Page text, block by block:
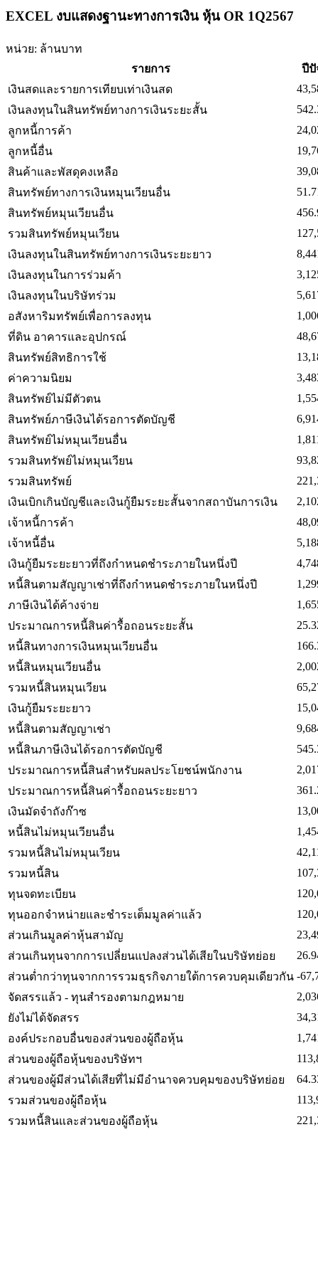
EXCEL งบแสดงฐานะทางการเงิน หุ้น OR 1Q2567
หน่วย: ล้านบาท
รายการ
ปีปั
เงินสดและรายการเทียบเท่าเงินสด
เงินลงทุนในสินทรัพย์ทางการเงินระยะสั้น
ลูกหนี้การค้า
ลูกหนี้อื่น
สินค้าและพัสดุคงเหลือ
สินทรัพย์ทางการเงินหมุนเวียนอื่น
สินทรัพย์หมุนเวียนอื่น
รวมสินทรัพย์หมุนเวียน
เงินลงทุนในสินทรัพย์ทางการเงินระยะยาว
เงินลงทุนในการร่วมค้า
เงินลงทุนในบริษัทร่วม
อสังหาริมทรัพย์เพื่อการลงทุน
ที่ดิน อาคารและอุปกรณ์
สินทรัพย์สิทธิการใช้
ค่าความนิยม
สินทรัพย์ไม่มีตัวตน
สินทรัพย์ภาษีเงินได้รอการตัดบัญชี
สินทรัพย์ไม่หมุนเวียนอื่น
รวมสินทรัพย์ไม่หมุนเวียน
รวมสินทรัพย์
เงินเบิกเกินบัญชีและเงินกู้ยืมระยะสั้นจากสถาบันการเงิน
เจ้าหนี้การค้า
เจ้าหนี้อื่น
เงินกู้ยืมระยะยาวที่ถึงกำหนดชำระภายในหนึ่งปี
หนี้สินตามสัญญาเช่าที่ถึงกำหนดชำระภายในหนึ่งปี
ภาษีเงินได้ค้างจ่าย
ประมาณการหนี้สินค่ารื้อถอนระยะสั้น
หนี้สินทางการเงินหมุนเวียนอื่น
หนี้สินหมุนเวียนอื่น
รวมหนี้สินหมุนเวียน
เงินกู้ยืมระยะยาว
หนี้สินตามสัญญาเช่า
หนี้สินภาษีเงินได้รอการตัดบัญชี
ประมาณการหนี้สินสำหรับผลประโยชน์พนักงาน
ประมาณการหนี้สินค่ารื้อถอนระยะยาว
เงินมัดจำถังก๊าซ
หนี้สินไม่หมุนเวียนอื่น
รวมหนี้สินไม่หมุนเวียน
รวมหนี้สิน
ทุนจดทะเบียน
ทุนออกจำหน่ายและชำระเต็มมูลค่าแล้ว
ส่วนเกินมูลค่าหุ้นสามัญ
ส่วนเกินทุนจากการเปลี่ยนแปลงส่วนได้เสียในบริษัทย่อย
ส่วนต่ำกว่าทุนจากการรวมธุรกิจภายใต้การควบคุมเดียวกัน -
จัดสรรแล้ว - ทุนสำรองตามกฎหมาย
ยังไม่ได้จัดสรร
องค์ประกอบอื่นของส่วนของผู้ถือหุ้น
ส่วนของผู้ถือหุ้นของบริษัทฯ
ส่วนของผู้มีส่วนได้เสียที่ไม่มีอำนาจควบคุมของบริษัทย่อย
รวมส่วนของผู้ถือหุ้น
รวมหนี้สินและส่วนของผู้ถือหุ้น